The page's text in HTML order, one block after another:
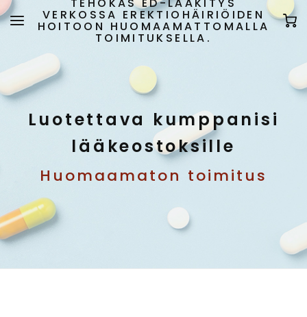
VERKOSSA EREKTIOHÄIRIÖIDEN
HOITOON HUOMAAMATTOMALLA
TOIMITUKSELLA.
Luotettava kumppanisi
lääkeostoksille
Huomaamaton toimitus